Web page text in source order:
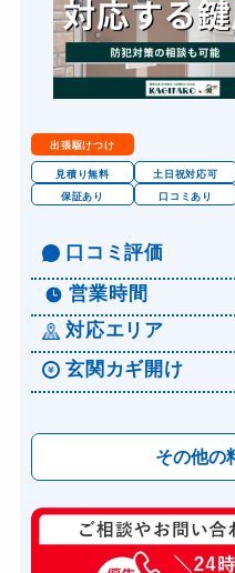
スーツケースカギ作成
金庫カギ開け
金庫カギ修理
ロッカーカギ開け
ドアノブカギ開け
ドアノブカギ作成
ドアノブカギ交換
出張駆けつけ
見積り無料 土日祝対応可
保証あり
口コミあり
口コミ評価
営業時間
対応エリア
玄関カギ開け
その他の
玄関カギ修理